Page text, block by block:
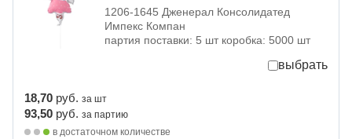
1206-1645 Дженерал Консолидатед
Импекс Компан
партия поставки: 5 шт коробка: 5000 шт
выбрать
18,70 руб. за шт
93,50 руб. за партию
в достаточном количестве